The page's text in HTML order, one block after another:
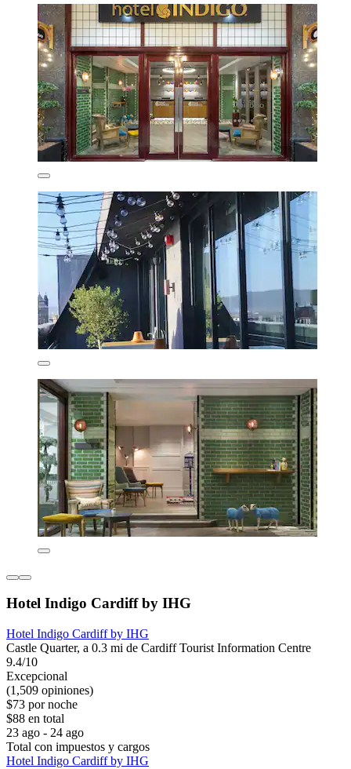
Hotel Indigo Cardiff by IHG
Hotel Indigo Cardiff by IHG
Castle Quarter, a 0.3 mi de Cardiff Tourist Information Centre
9.4/10
Excepcional
(1,509 opiniones)
$73 por noche
$88 en total
23 ago - 24 ago
Total con impuestos y cargos
Hotel Indigo Cardiff by IHG